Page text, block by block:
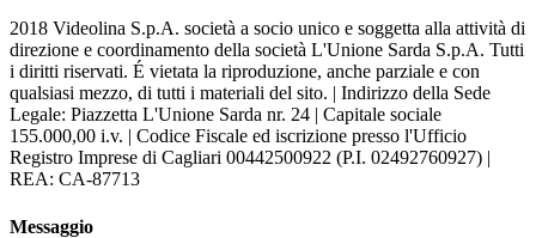
2018 Videolina S.p.A. società a socio unico e soggetta alla attività di
direzione e coordinamento della società L'Unione Sarda S.p.A. Tutti
i diritti riservati. É vietata la riproduzione, anche parziale e con
qualsiasi mezzo, di tutti i materiali del sito. | Indirizzo della Sede
Legale: Piazzetta L'Unione Sarda nr. 24 | Capitale sociale
155.000,00 i.v. | Codice Fiscale ed iscrizione presso l'Ufficio
Registro Imprese di Cagliari 00442500922 (P.I. 02492760927) |
REA: CA-87713
Messaggio